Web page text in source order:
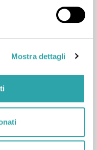
Mostra dettagli